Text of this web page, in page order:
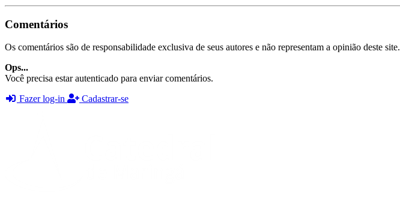
Comentários
Os comentários são de responsabilidade exclusiva de seus autores e não representam a opinião deste site.
Ops...
Você precisa estar autenticado para enviar comentários.
Fazer log-in
Cadastrar-se